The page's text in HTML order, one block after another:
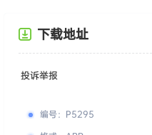
下载地址
投诉举报
编号： P5295